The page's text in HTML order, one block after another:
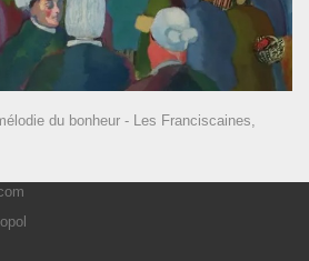
du bonheur - Les Franciscaines,